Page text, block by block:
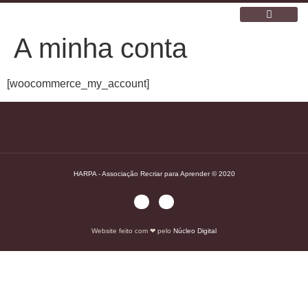
A minha conta
[woocommerce_my_account]
HARPA - Associação Recriar para Aprender © 2020
Website feito com ❤ pelo Núcleo Digital